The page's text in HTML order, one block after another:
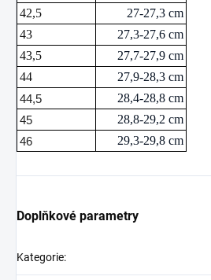
42,5
27-27,3 cm
43
27,3-27,6 cm
43,5
27,7-27,9 cm
44
27,9-28,3 cm
44,5 28,4-28,8 cm
45 28,8-29,2 cm
46 29,3-29,8 cm
Doplňkové parametry
Kategorie: